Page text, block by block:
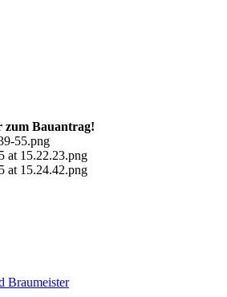
zum Bauantrag!
Braumeister